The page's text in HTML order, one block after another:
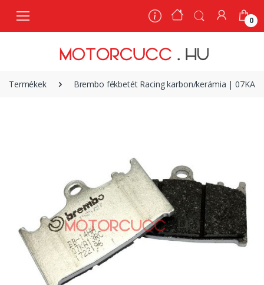
0
Termékek Brembo fékbetét Racing karbon/kerámia |
0